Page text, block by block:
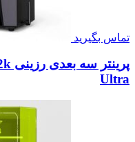
تماس بگیرید
Ultra